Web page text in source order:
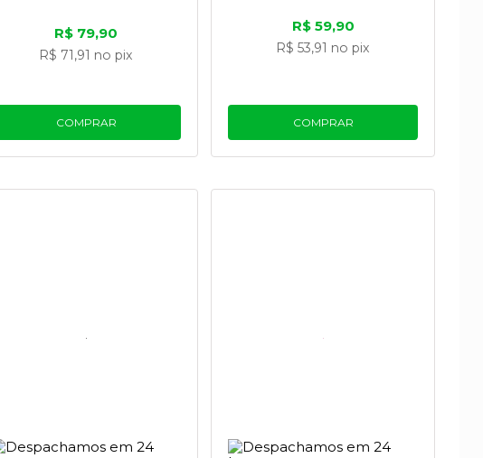
R$ 79,90
R$ 71,91 no pix
COMPRAR
R$ 59,90
R$ 53,91 no pix
COMPRAR